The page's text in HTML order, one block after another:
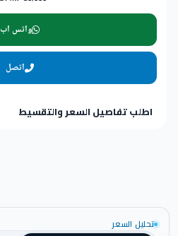
واتس اب
اتصل
اطلب تفاصيل السعر والتقسيط
تحليل السعر